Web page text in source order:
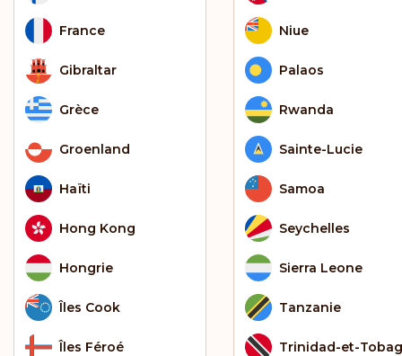
France
Gibraltar
Grèce
Groenland
Haïti
Hong Kong
Hongrie
Îles Cook
Îles Féroé
Niue
Palaos
Rwanda
Sainte-Lucie
Samoa
Seychelles
Sierra Leone
Tanzanie
Trinidad-et-